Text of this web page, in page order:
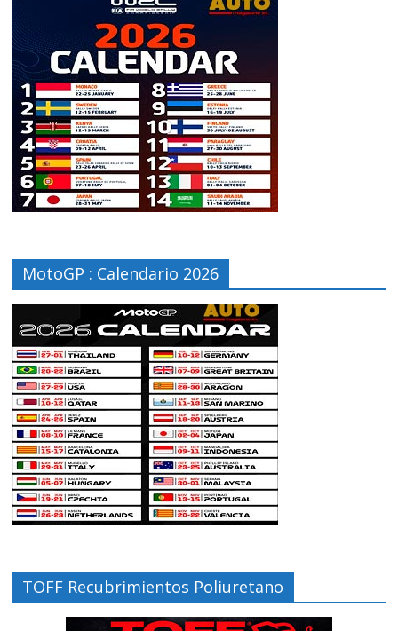
MotoGP : Calendario 2026
TOFF Recubrimientos Poliuretano